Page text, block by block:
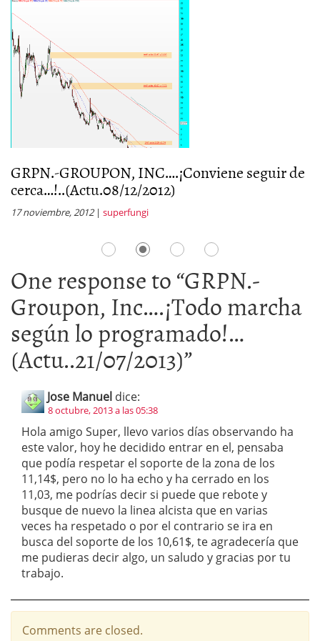
GRPN.-GROUPON, INC….¡Conviene seguir de
cerca…!..(Actu.08/12/2012)
17 noviembre, 2012| superfungi
One response to “GRPN.-
Groupon, Inc….¡Todo marcha
según lo programado!…
(Actu..21/07/2013)”
Jose Manuel dice:
8 octubre, 2013 a las 05:38
Hola amigo Super, llevo varios días observando ha
este valor, hoy he decidido entrar en el, pensaba
que podía respetar el soporte de la zona de los
11,14$, pero no lo ha echo y ha cerrado en los
11,03, me podrías decir si puede que rebote y
busque de nuevo la linea alcista que en varias
veces ha respetado o por el contrario se ira en
busca del soporte de los 10,61$, te agradecería que
me pudieras decir algo, un saludo y gracias por tu
trabajo.
Comments are closed.